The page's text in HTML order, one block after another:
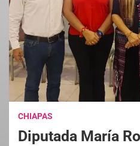
CHIAPAS
Diputada María